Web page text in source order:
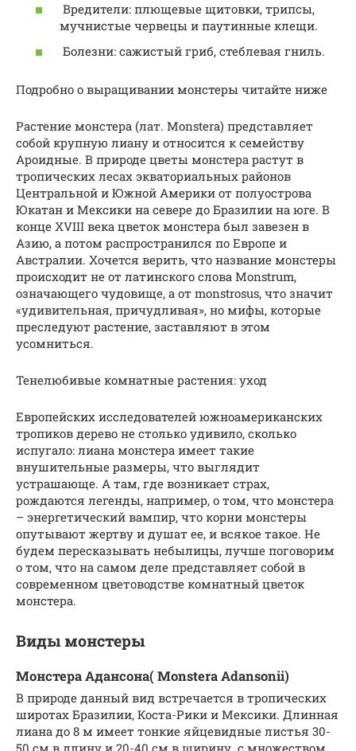
Вредители: плющевые щитовки, трипсы,
мучнистые червецы и паутинные клещи.
Болезни: сажистый гриб, стеблевая гниль.
Подробно о выращивании монстеры читайте ниже
Растение монстера (лат. Monstera) представляет
собой крупную лиану и относится к семейству
Ароидные. В природе цветы монстера растут в
тропических лесах экваториальных районов
Центральной и Южной Америки от полуострова
Юкатан и Мексики на севере до Бразилии на юге. В
конце XVIII века цветок монстера был завезен в
Азию, а потом распространился по Европе и
Австралии. Хочется верить, что название монстеры
происходит не от латинского слова Monstrum,
означающего чудовище, а от monstrosus, что значит
«удивительная, причудливая», но мифы, которые
преследуют растение, заставляют в этом
усомниться.
Тенелюбивые комнатные растения: уход
Европейских исследователей южноамериканских
тропиков дерево не столько удивило, сколько
испугало: лиана монстера имеет такие
внушительные размеры, что выглядит
устрашающе. А там, где возникает страх,
рождаются легенды, например, о том, что монстера
– энергетический вампир, что корни монстеры
опутывают жертву и душат ее, и всякое такое. Не
будем пересказывать небылицы, лучше поговорим
о том, что на самом деле представляет собой в
современном цветоводстве комнатный цветок
монстера.
Виды монстеры
Монстера Адансона( Monstera Adansonii)
В природе данный вид встречается в тропических
широтах Бразилии, Коста-Рики и Мексики. Длинная
лиана до 8 м имеет тонкие яйцевидные листья 30-
50 см в длину и 20-40 см в ширину с множеством